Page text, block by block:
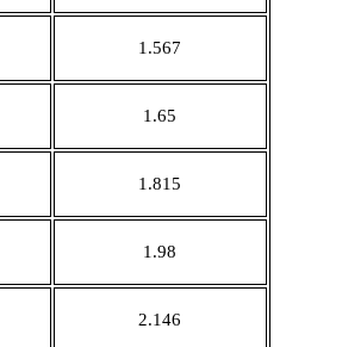
1.567
1.65
1.815
1.98
2.146